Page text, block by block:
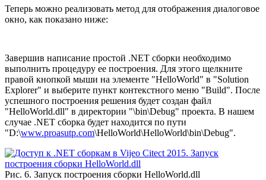
Теперь можно реализовать метод для отображения диалоговое
окно, как показано ниже:
Завершив написание простой .NET сборки необходимо
выполнить процедуру ее построения. Для этого щелкните
правой кнопкой мыши на элементе "HelloWorld" в "Solution
Explorer" и выберите пункт контекстного меню "Build". После
успешного построения решения будет создан файл
"HelloWorld.dll" в директории "\bin\Debug" проекта. В нашем
случае .NET сборка будет находится по пути
"D:\www.proasutp.com\HelloWorld\HelloWorld\bin\Debug".
Рис. 6. Запуск построения сборки HelloWorld.dll